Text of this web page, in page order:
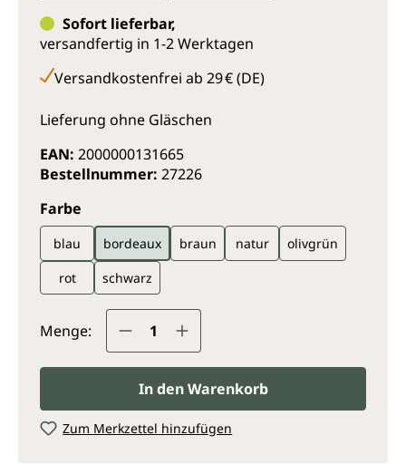
Sofort lieferbar,
versandfertig in 1-2 Werktagen
Versandkostenfrei ab 29 € (DE)
Lieferung ohne Gläschen
EAN: 2000000131665
Bestellnummer: 27226
Farbe
blau bordeaux braun natur
olivgrün
rot
schwarz
Menge: Produkt Anzahl: Gib den
In den Warenkorb
Zum Merkzettel hinzufügen